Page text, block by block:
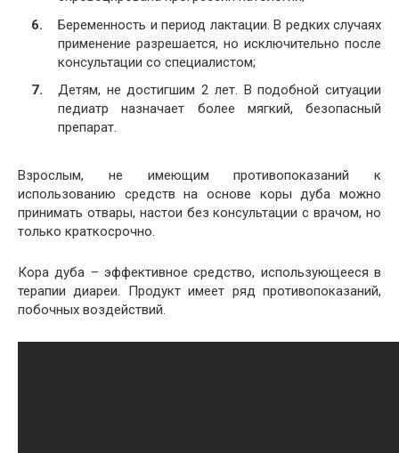
Беременность и период лактации. В редких случаях
применение разрешается, но исключительно после
консультации со специалистом;
Детям, не достигшим 2 лет. В подобной ситуации
педиатр назначает более мягкий, безопасный
препарат.
Взрослым, не имеющим противопоказаний к
использованию средств на основе коры дуба можно
принимать отвары, настои без консультации с врачом, но
только краткосрочно.
Кора дуба – эффективное средство, использующееся в
терапии диареи. Продукт имеет ряд противопоказаний,
побочных воздействий.